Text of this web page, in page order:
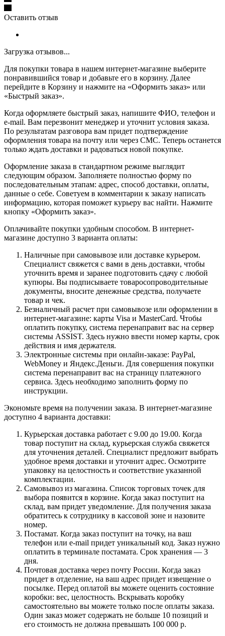
Оставить отзыв
Загрузка отзывов...
Для покупки товара в нашем интернет-магазине выберите
понравившийся товар и добавьте его в корзину. Далее
перейдите в Корзину и нажмите на «Оформить заказ» или
«Быстрый заказ».
Когда оформляете быстрый заказ, напишите ФИО, телефон и
e-mail. Вам перезвонит менеджер и уточнит условия заказа.
По результатам разговора вам придет подтверждение
оформления товара на почту или через СМС. Теперь останется
только ждать доставки и радоваться новой покупке.
Оформление заказа в стандартном режиме выглядит
следующим образом. Заполняете полностью форму по
последовательным этапам: адрес, способ доставки, оплаты,
данные о себе. Советуем в комментарии к заказу написать
информацию, которая поможет курьеру вас найти. Нажмите
кнопку «Оформить заказ».
Оплачивайте покупки удобным способом. В интернет-
магазине доступно 3 варианта оплаты:
Наличные при самовывозе или доставке курьером.
Специалист свяжется с вами в день доставки, чтобы
уточнить время и заранее подготовить сдачу с любой
купюры. Вы подписываете товаросопроводительные
документы, вносите денежные средства, получаете
товар и чек.
Безналичный расчет при самовывозе или оформлении в
интернет-магазине: карты Visa и MasterCard. Чтобы
оплатить покупку, система перенаправит вас на сервер
системы ASSIST. Здесь нужно ввести номер карты, срок
действия и имя держателя.
Электронные системы при онлайн-заказе: PayPal,
WebMoney и Яндекс.Деньги. Для совершения покупки
система перенаправит вас на страницу платежного
сервиса. Здесь необходимо заполнить форму по
инструкции.
Экономьте время на получении заказа. В интернет-магазине
доступно 4 варианта доставки:
Курьерская доставка работает с 9.00 до 19.00. Когда
товар поступит на склад, курьерская служба свяжется
для уточнения деталей. Специалист предложит выбрать
удобное время доставки и уточнит адрес. Осмотрите
упаковку на целостность и соответствие указанной
комплектации.
Самовывоз из магазина. Список торговых точек для
выбора появится в корзине. Когда заказ поступит на
склад, вам придет уведомление. Для получения заказа
обратитесь к сотруднику в кассовой зоне и назовите
номер.
Постамат. Когда заказ поступит на точку, на ваш
телефон или e-mail придет уникальный код. Заказ нужно
оплатить в терминале постамата. Срок хранения — 3
дня.
Почтовая доставка через почту России. Когда заказ
придет в отделение, на ваш адрес придет извещение о
посылке. Перед оплатой вы можете оценить состояние
коробки: вес, целостность. Вскрывать коробку
самостоятельно вы можете только после оплаты заказа.
Один заказ может содержать не больше 10 позиций и
его стоимость не должна превышать 100 000 р.